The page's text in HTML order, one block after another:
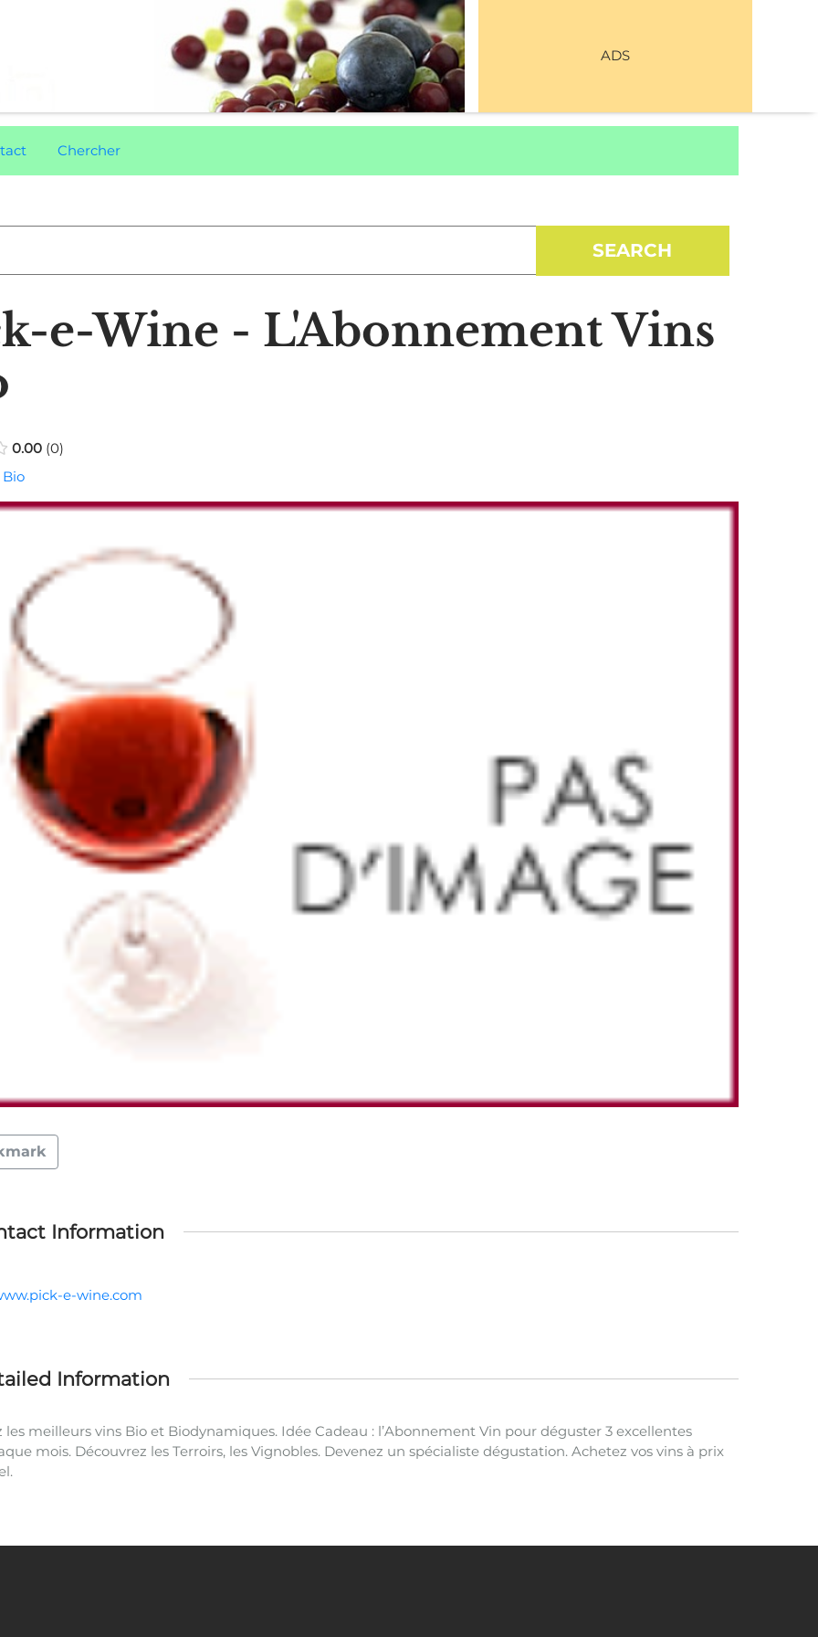
ADS
Chercher
e-Wine - L'Abonnement Vins
0.00 0
Information
e-wine.com
Information
les meilleurs vins Bio et Biodynamiques. Idée Cadeau : l’Abonnement Vin pour déguster 3 excellentes
mois. Découvrez les Terroirs, les Vignobles. Devenez un spécialiste dégustation. Achetez vos vins à prix